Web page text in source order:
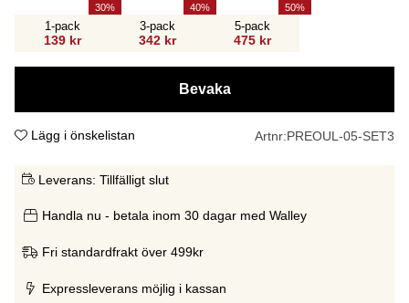
1-pack
139 kr
30
3-pack
342 kr
40
5-pack
475 kr
50
Bevaka
Lägg i önskelistan Artnr:PREOUL-05-SET3
Leverans: Tillfälligt slut
Handla nu - betala inom 30 dagar med Walley
Fri standardfrakt över 499kr
Expressleverans möjlig i kassan